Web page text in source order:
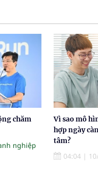
chăm
nghiệp
Vì sao mô
hợp ngày
tâm?
04:04 |